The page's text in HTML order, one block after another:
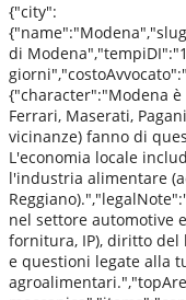
{"city":
di
{"character":"Modena
Ferrari, Maserati,
vicinanze) fanno di
L'economia locale
l'industria alimentare
nel settore automotive
fornitura, IP), diritto
e questioni legate alla